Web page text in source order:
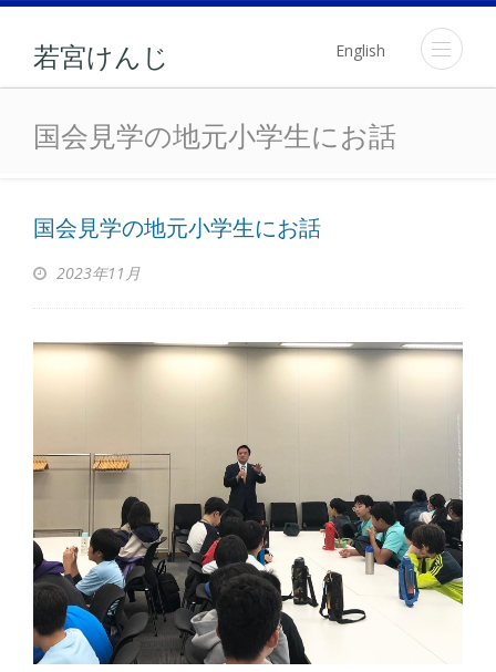
若宮けんじ English
国会見学の地元小学生に
国会見学の地元小学生にお話
国会見学の地元小学生にお話
2023年11月